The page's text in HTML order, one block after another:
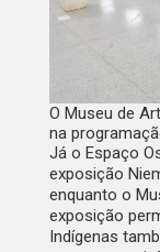
O Museu de
na
Já o Espaço
exposição
enquanto o
exposição
Indígenas